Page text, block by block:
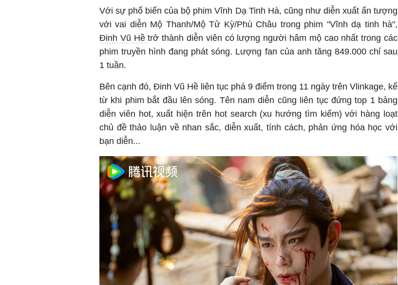
Với sự phổ biến của bộ phim Vĩnh Dạ Tinh Hà, cũng như diễn xuất ấn tượng
với vai diễn Mộ Thanh/Mộ Tử Kỳ/Phù Châu trong phim "Vĩnh dạ tinh hà",
Đinh Vũ Hềtrở thành diễn viên có lượng người hâm mộ cao nhất trong các
phim truyền hình đang phát sóng. Lượng fan của anh tăng 849.000 chỉ sau
1 tuần.
Bên cạnh đó, Đinh Vũ Hề liên tục phá 9 điểm trong 11 ngày trên Vlinkage, kể
từ khi phim bắt đầu lên sóng. Tên nam diễn cũng liên tục đứng top 1 bảng
diễn viên hot, xuất hiện trên hot search (xu hướng tìm kiếm) với hàng loạt
chủ đề thảo luận về nhan sắc, diễn xuất, tính cách, phản ứng hóa học với
bạn diễn...